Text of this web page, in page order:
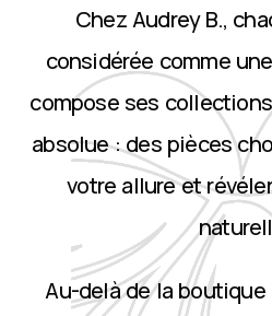
Chez Audrey B.,
considérée comme
compose ses
absolue : des pièces
votre allure et
Au-delà de la